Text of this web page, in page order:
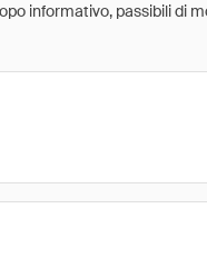
informativo, passibili